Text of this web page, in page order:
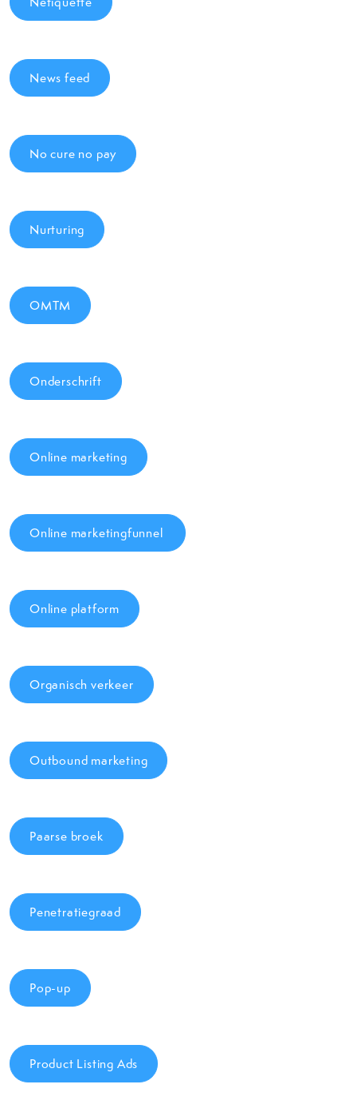
News feed
No cure no pay
Nurturing
OMTM
Onderschrift
Online marketing
Online marketingfunnel
Online platform
Organisch verkeer
Outbound marketing
Paarse broek
Penetratiegraad
Pop-up
Product Listing Ads